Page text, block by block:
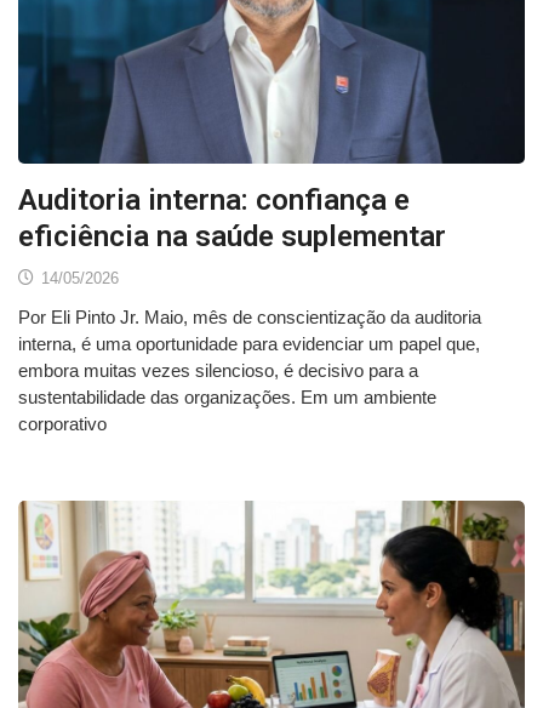
Auditoria interna: confiança e
eficiência na saúde suplementar
14/05/2026
Por Eli Pinto Jr. Maio, mês de conscientização da auditoria
interna, é uma oportunidade para evidenciar um papel que,
embora muitas vezes silencioso, é decisivo para a
sustentabilidade das organizações. Em um ambiente
corporativo